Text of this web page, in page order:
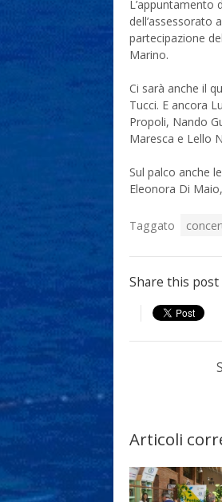
L’appuntamento
dell’assessorato
partecipazione
Marino.
Ci sarà anche il
Tucci. E ancora
Propoli, Nando
Maresca e Lello
Sul palco anche
Eleonora Di
Taggato
Share this post
Articoli